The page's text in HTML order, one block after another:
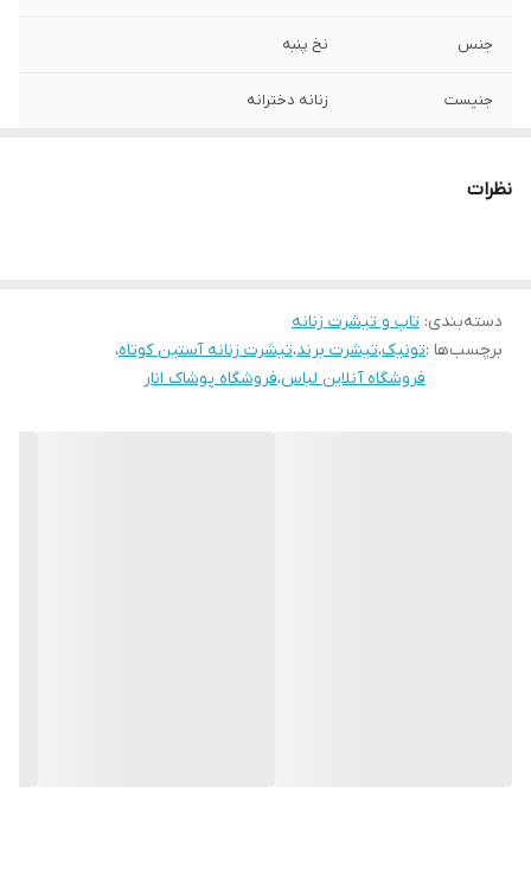
جنس نخ پنبه
جنیست زنانه دخترانه
نظرات
دسته‌بندی: تاپ و تیشرت زنانه
برچسب‌ها :تونیک،تیشرت برند،تیشرت زنانه آستین کوتاه،
فروشگاه آنلاین لباس،فروشگاه پوشاک انار